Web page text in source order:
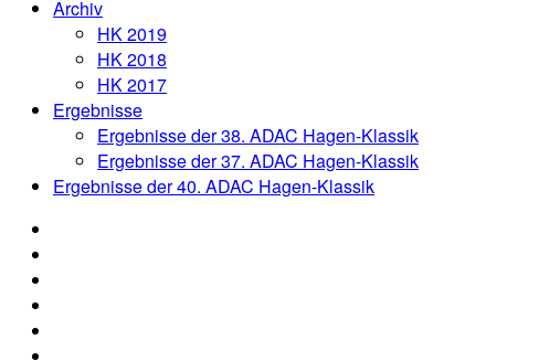
Archiv
HK 2019
HK 2018
HK 2017
Ergebnisse
Ergebnisse der 38. ADAC Hagen-Klassik
Ergebnisse der 37. ADAC Hagen-Klassik
Ergebnisse der 40. ADAC Hagen-Klassik